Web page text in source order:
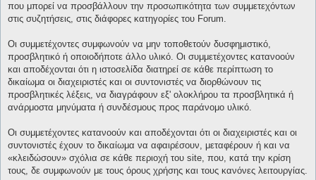
που μπορεί να προσβάλλουν την προσωπικότητα των συμμετεχόντων
στις συζητήσεις, στις διάφορες κατηγορίες του Forum.
Οι συμμετέχοντες συμφωνούν να μην τοποθετούν δυσφημιστικό,
προσβλητικό ή οποιοδήποτε άλλο υλικό. Οι συμμετέχοντες κατανοούν
και αποδέχονται ότι η ιστοσελίδα διατηρεί σε κάθε περίπτωση το
δικαίωμα οι διαχειριστές και οι συντονιστές να διορθώνουν τις
προσβλητικές λέξεις, να διαγράφουν εξ' ολοκλήρου τα προσβλητικά ή
ανάρμοστα μηνύματα ή συνδέσμους προς παράνομο υλικό.
Οι συμμετέχοντες κατανοούν και αποδέχονται ότι οι διαχειριστές και οι
συντονιστές έχουν το δικαίωμα να αφαιρέσουν, μεταφέρουν ή και να
«κλειδώσουν» σχόλια σε κάθε περιοχή του site, που, κατά την κρίση
τους, δε συμφωνούν με τους όρους χρήσης και τους κανόνες λειτουργίας.